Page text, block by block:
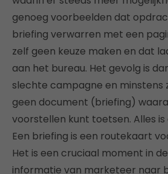
genoeg voorbeelden dat
briefing verwarren met een
zelf geen keuze maken en dat
aan het bureau. Het gevolg is
slechte campagne en minstens
geen document (briefing)
voorstellen kunt toetsen. Alles
Een briefing is een routekaart
Het is een cruciaal moment in
informatie van marketeer naar